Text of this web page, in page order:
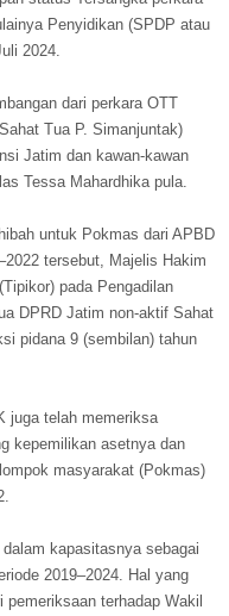
Penyidikan (SPDP atau
2024.
dari perkara OTT
Tua P. Simanjuntak)
Jatim dan kawan-kawan
Tessa Mahardhika pula.
untuk Pokmas dari APBD
tersebut, Majelis Hakim
pada Pengadilan
DPRD Jatim non-aktif Sahat
pidana 9 (sembilan) tahun
juga telah memeriksa
kepemilikan asetnya dan
masyarakat (Pokmas)
kapasitasnya sebagai
2019–2024. Hal yang
terhadap Wakil